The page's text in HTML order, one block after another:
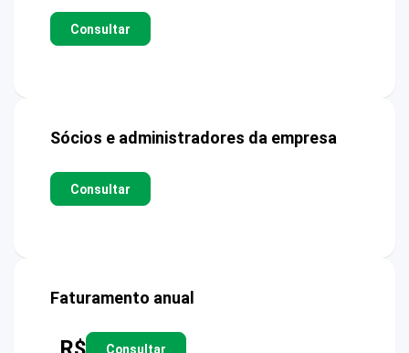
Consultar
Sócios e administradores da empresa
Consultar
Faturamento anual
Consultar